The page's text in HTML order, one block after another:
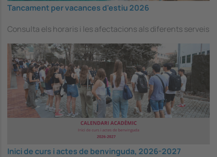
Tancament per vacances d'estiu 2026
Consulta els horaris i les afectacions als diferents serveis
Image
Inici de curs i actes de benvinguda, 2026-2027